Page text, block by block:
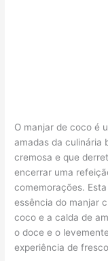
O manjar de coco é
amadas da culinária
cremosa e que
encerrar uma
comemorações.
essência do manjar
coco e a calda de
o doce e o
experiência de